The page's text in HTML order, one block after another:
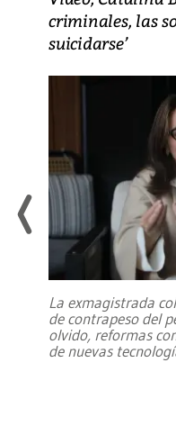
criminales, las
suicidarse’
La exmagistrada
de contrapeso del
olvido, reformas
de nuevas